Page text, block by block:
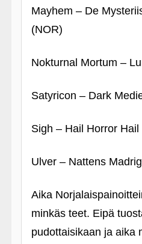
Mayhem – De
(NOR)
Nokturnal Mortum –
Satyricon – Dark
Sigh – Hail Horror Hail
Ulver – Nattens
Aika
minkäs teet. Eipä
pudottaisikaan ja aika